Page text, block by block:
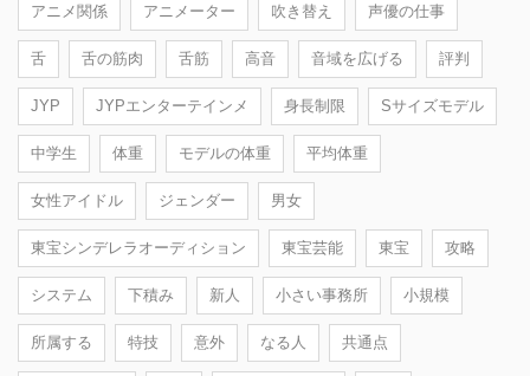
アニメ関係 アニメーター 吹き替え 声優の仕事
舌 舌の筋肉 舌筋 高音 音域を広げる 評判
JYP JYPエンターテインメ 身長制限 Sサイズモデル
中学生 体重 モデルの体重 平均体重
女性アイドル ジェンダー 男女
東宝シンデレラオーディション 東宝芸能 東宝 攻略
システム 下積み 新人 小さい事務所 小規模
所属する 特技 意外 なる人 共通点